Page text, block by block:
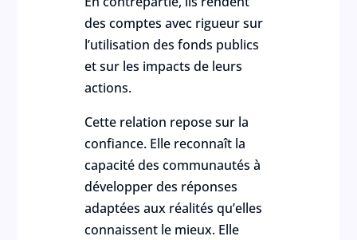
des comptes avec rigueur sur
l’utilisation des fonds publics
et sur les impacts de leurs
actions.
Cette relation repose sur la
confiance. Elle reconnaît la
capacité des communautés à
développer des réponses
adaptées aux réalités qu’elles
connaissent le mieux. Elle